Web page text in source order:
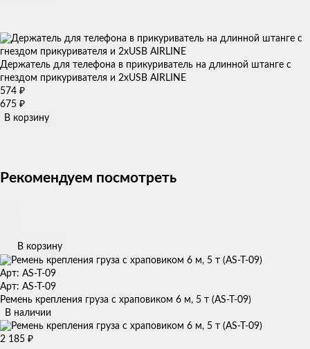
Держатель для телефона в прикуриватель на длинной штанге с
гнездом прикуривателя и 2xUSB AIRLINE
574 ₽
675 ₽
В корзину
Рекомендуем посмотреть
В корзину
Арт: AS-T-09
Арт: AS-T-09
Ремень крепления груза с храповиком 6 м, 5 т (AS-T-09)
В наличии
2 185 ₽